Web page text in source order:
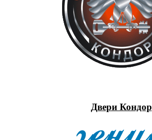
Двери Кондор